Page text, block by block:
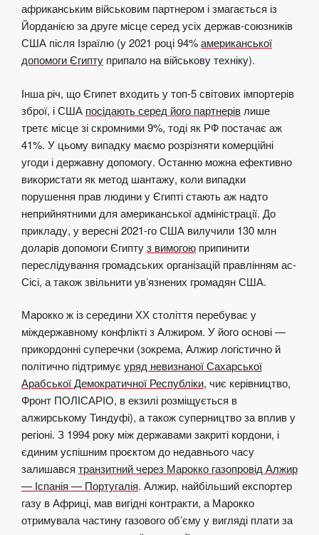
африканським військовим партнером і змагається із
Йорданією за друге місце серед усіх держав-союзників
США після Ізраїлю (у 2021 році 94%американської
допомоги Єгипту припало на військову техніку).
Інша річ, що Єгипет входить у топ-5 світових імпортерів
зброї, і США посідають серед його партнерів лише
третє місце зі скромними 9%, тоді як РФ постачає аж
41%. У цьому випадку маємо розрізняти комерційні
угоди і державну допомогу. Останню можна ефективно
використати як метод шантажу, коли випадки
порушення прав людини у Єгипті стають аж надто
неприйнятними для американської адміністрації. До
прикладу, у вересні 2021-го США вилучили 130 млн
доларів допомоги Єгиптуз вимогою припинити
переслідування громадських організацій правлінням ас-
Сісі, а також звільнити ув’язнених громадян США.
Марокко ж із середини ХХ століття перебуває у
міждержавному конфлікті з Алжиром. У його основі —
прикордонні суперечки (зокрема, Алжир логістично й
політично підтримує уряд невизнаної Сахарської
Арабської Демократичної Республіки, чиє керівництво,
Фронт ПОЛІСАРІО, в екзилі розміщується в
алжирському Тиндуфі), а також суперництво за вплив у
регіоні. З 1994 року між державами закриті кордони, і
єдиним успішним проєктом до недавнього часу
залишався транзитний через Марокко газопровід Алжир
— Іспанія — Португалія. Алжир, найбільший експортер
газу в Африці, мав вигідні контракти, а Марокко
отримувала частину газового об’єму у вигляді плати за